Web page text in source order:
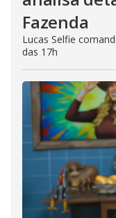
Fazenda
Lucas Selfie
das 17h